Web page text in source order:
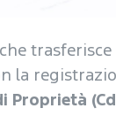
la
Proprietà